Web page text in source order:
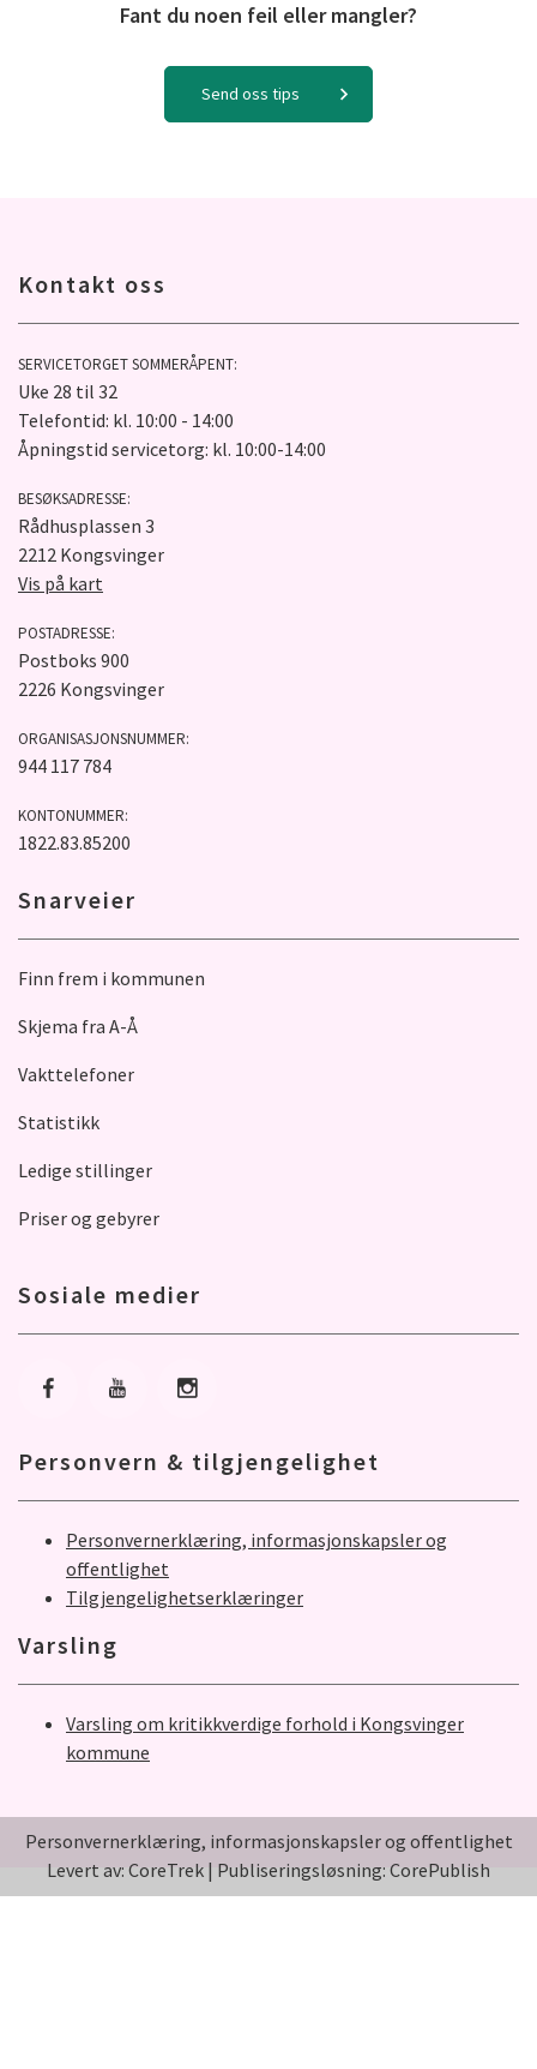
Fant du noen feil eller mangler?
Send oss tips
Kontakt oss
SERVICETORGET SOMMERÅPENT:
Uke 28 til 32
Telefontid: kl. 10:00 - 14:00
Åpningstid servicetorg: kl. 10:00-14:00
BESØKSADRESSE:
Rådhusplassen 3
2212 Kongsvinger
Vis på kart
POSTADRESSE:
Postboks 900
2226 Kongsvinger
ORGANISASJONSNUMMER:
944 117 784
KONTONUMMER:
1822.83.85200
Snarveier
Finn frem i kommunen
Skjema fra A-Å
Vakttelefoner
Statistikk
Ledige stillinger
Priser og gebyrer
Sosiale medier
Gå til Facebook
Gå til YoutubeGå til Instagram
Personvern & tilgjengelighet
Personvernerklæring, informasjonskapsler og
offentlighet
Tilgjengelighetserklæringer
Varsling
Varsling om kritikkverdige forhold i Kongsvinger
kommune
Personvernerklæring, informasjonskapsler og offentlighet
Levert av: CoreTrek | Publiseringsløsning: CorePublish